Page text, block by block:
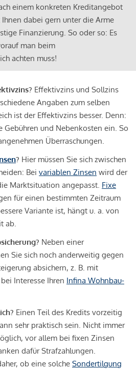
einem konkreten Kreditangebot
dabei gern unter die Arme
Finanzierung. So oder so: Es
man beim
achten muss!
Effektivzins und Sollzins
Angaben zum selben
ist der Effektivzins besser. Denn:
Gebühren und Nebenkosten ein. So
Überraschungen.
? Hier müssen Sie sich zwischen
Bei variablen Zinsen wird der
Marktsituation angepasst. Fixe
für einen bestimmten Zeitraum
Variante ist, hängt u. a. von
ab.
Neben einer
Sie sich noch anderweitig gegen
absichern, z. B. mit
Interesse Ihren Infina Wohnbau-
Einen Teil des Kredits vorzeitig
sehr praktisch sein. Nicht immer
vor allem bei fixen Zinsen
dafür Strafzahlungen.
ob eine solche Sondertilgung